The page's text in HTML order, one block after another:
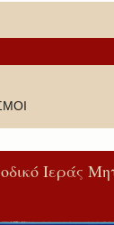
Ιεράς